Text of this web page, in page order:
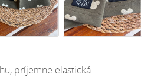
príjemne elastická.